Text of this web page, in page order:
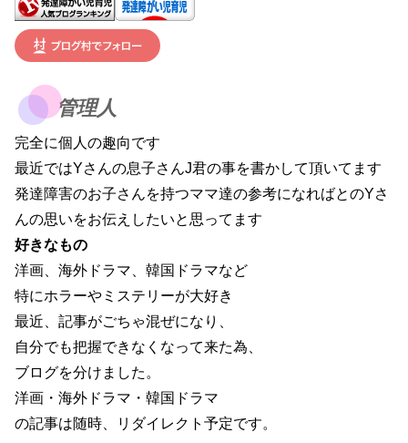
管理人
完全に個人の趣向です
最近ではYさんの息子さんJ君の事を書かして頂いてます
発達障害のお子さんを持つママ達の参考になればとのYさ
んの思いをお伝えしたいと思ってます
好きなもの
洋画、海外ドラマ、韓国ドラマなど
特にホラーやミステリーが大好き
最近、記事がごちゃ混ぜになり、
自分でも把握できなくなって来た為、
ブログを分けました。
洋画・海外ドラマ・韓国ドラマ
の記事は随時、リダイレクト予定です。